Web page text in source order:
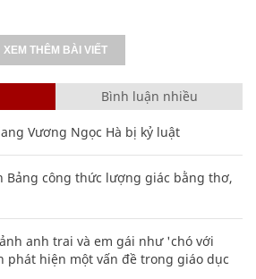
XEM THÊM BÀI VIẾT
Bình luận nhiều
Vương Ngọc Hà bị kỷ luật
Bảng công thức lượng giác bằng thơ,
anh trai và em gái như 'chó với
phát hiện một vấn đề trong giáo dục